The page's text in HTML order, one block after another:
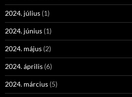
2024. július (1)
2024. június (1)
2024. május (2)
2024. április (6)
2024. március (5)